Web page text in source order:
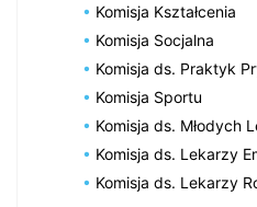
Komisja Kształcenia
Komisja Socjalna
Komisja ds. Praktyk
Komisja Sportu
Komisja ds. Młodych
Komisja ds. Lekarzy
Komisja ds. Lekarzy